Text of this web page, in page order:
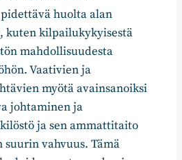
huolta alan
kuten kilpailukykyisestä
mahdollisuudesta
Vaativien ja
myötä avainsanoiksi
johtaminen ja
ja sen ammattitaito
vahvuus. Tämä